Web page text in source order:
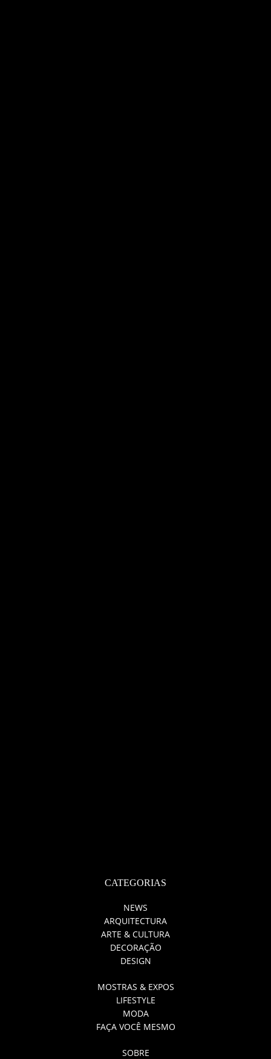
CATEGORIAS
NEWS
ARQUITECTURA
ARTE & CULTURA
DECORAÇÃO
DESIGN
MOSTRAS & EXPOS
LIFESTYLE
MODA
FAÇA VOCÊ MESMO
SOBRE